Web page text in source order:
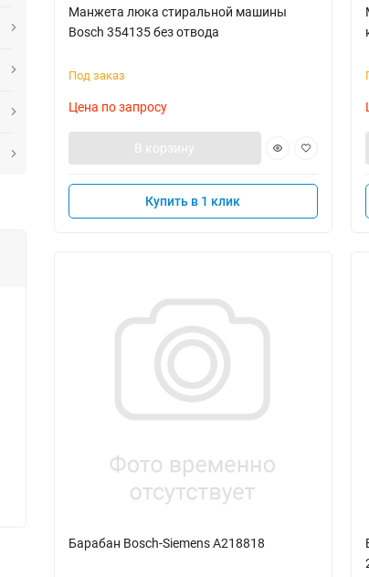
Манжета люка стиральной машины
Bosch 354135 без отвода
Под заказ
Цена по запросу
В корзину
Купить в 1 клик
Барабан Bosch-Siemens A218818